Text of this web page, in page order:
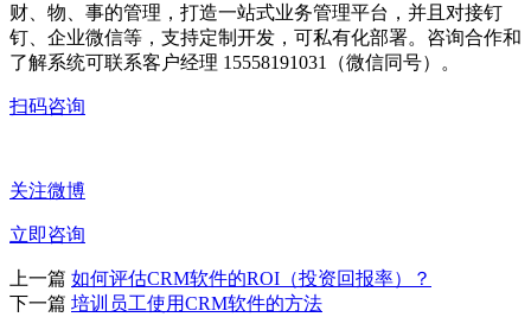
财、物、事的管理，打造一站式业务管理平台，并且对接钉
钉、企业微信等，支持定制开发，可私有化部署。咨询合作和
了解系统可联系客户经理 15558191031（微信同号）。
扫码咨询
关注微博
立即咨询
上一篇 如何评估CRM软件的ROI（投资回报率）？
下一篇 培训员工使用CRM软件的方法